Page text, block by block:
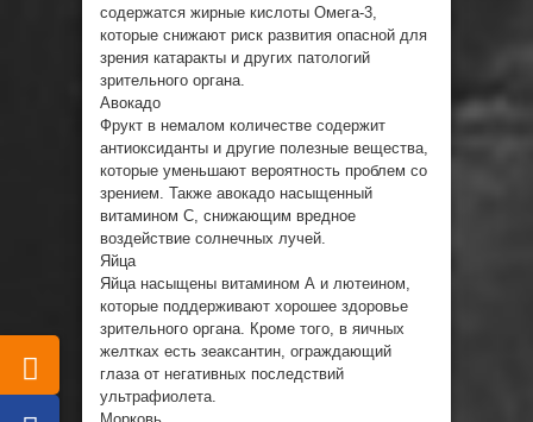
содержатся жирные кислоты Омега-3,
которые снижают риск развития опасной для
зрения катаракты и других патологий
зрительного органа.
Авокадо
Фрукт в немалом количестве содержит
антиоксиданты и другие полезные вещества,
которые уменьшают вероятность проблем со
зрением. Также авокадо насыщенный
витамином С, снижающим вредное
воздействие солнечных лучей.
Яйца
Яйца насыщены витамином А и лютеином,
которые поддерживают хорошее здоровье
зрительного органа. Кроме того, в яичных
желтках есть зеаксантин, ограждающий
глаза от негативных последствий
ультрафиолета.